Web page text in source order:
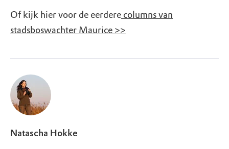
Of kijk hier voor de eerdere columns van
stadsboswachter Maurice >>
Natascha Hokke